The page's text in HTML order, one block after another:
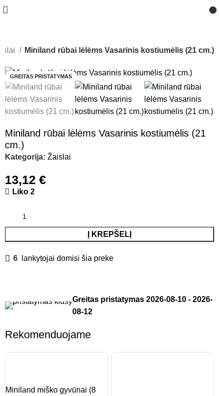
Miniland rūbai lėlėms Vasarinis kostiumėlis (21 cm.)
GREITAS PRISTATYMAS
Miniland rūbai lėlėms Vasarinis kostiumėlis (21
cm.)
Kategorija: Žaislai
13,12€
Liko 2
Į KREPŠELĮ
6 lankytojai domisi šia preke
Greitas pristatymas2026-08-10 -2026-
08-12
Rekomenduojame
Miniland miško gyvūnai (8